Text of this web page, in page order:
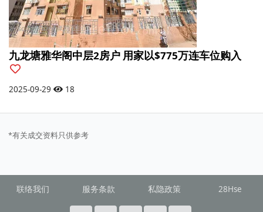
九龙塘雅华阁中层2房户 用家以$775万连车位购入
2025-09-29 18
*有关成交资料只供参考
联络我们 服务条款 私隐政策 28Hse